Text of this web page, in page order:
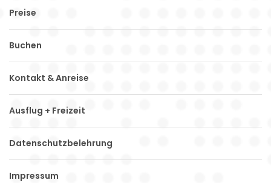
Preise
Buchen
Kontakt & Anreise
Ausflug + Freizeit
Datenschutzbelehrung
Impressum